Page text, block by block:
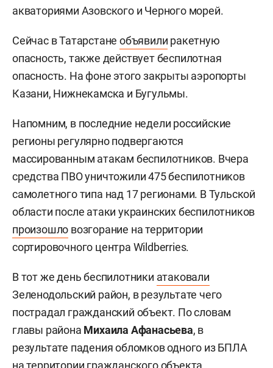
акваториями Азовского и Черного морей.
Сейчас в Татарстанеобъявили ракетную
опасность, также действует беспилотная
опасность. На фоне этого закрыты аэропорты
Казани, Нижнекамска и Бугульмы.
Напомним, в последние недели российские
регионы регулярно подвергаются
массированным атакам беспилотников. Вчера
средства ПВО уничтожили 475 беспилотников
самолетного типа над 17 регионами. В Тульской
области после атаки украинских беспилотников
произошло возгорание на территории
сортировочного центра Wildberries.
В тот же день беспилотники атаковали
Зеленодольский район, в результате чего
пострадал гражданский объект. По словам
главы района Михаила Афанасьева, в
результате падения обломков одного из БПЛА
на территории гражданского объекта